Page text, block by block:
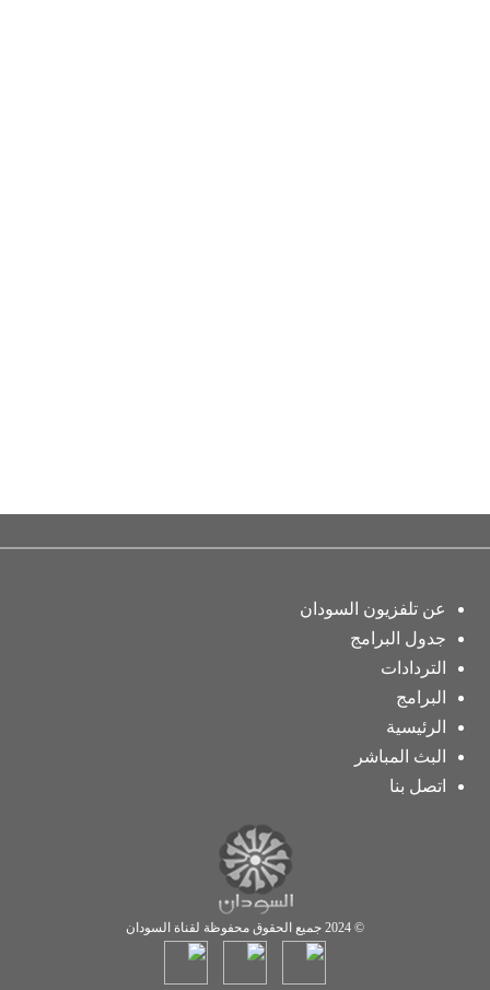
عن تلفزيون السودان
جدول البرامج
التردادات
البرامج
الرئيسية
البث المباشر
اتصل بنا
© 2024 جميع الحقوق محفوظة لقناة السودان